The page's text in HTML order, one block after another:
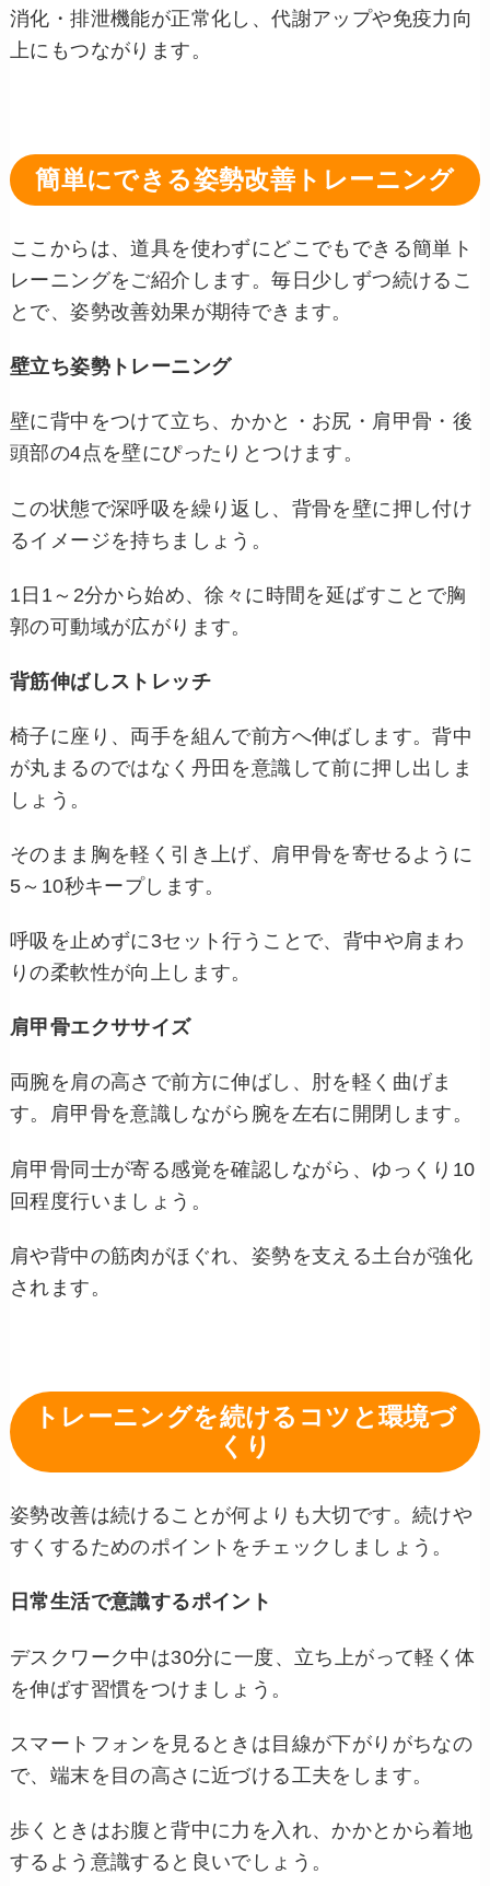
消化・排泄機能が正常化し、代謝アップや免疫力向
上にもつながります。
簡単にできる姿勢改善トレーニング
ここからは、道具を使わずにどこでもできる簡単ト
レーニングをご紹介します。毎日少しずつ続けるこ
とで、姿勢改善効果が期待できます。
壁立ち姿勢トレーニング
壁に背中をつけて立ち、かかと・お尻・肩甲骨・後
頭部の4点を壁にぴったりとつけます。
この状態で深呼吸を繰り返し、背骨を壁に押し付け
るイメージを持ちましょう。
1日1～2分から始め、徐々に時間を延ばすことで胸
郭の可動域が広がります。
背筋伸ばしストレッチ
椅子に座り、両手を組んで前方へ伸ばします。背中
が丸まるのではなく丹田を意識して前に押し出しま
しょう。
そのまま胸を軽く引き上げ、肩甲骨を寄せるように
5～10秒キープします。
呼吸を止めずに3セット行うことで、背中や肩まわ
りの柔軟性が向上します。
肩甲骨エクササイズ
両腕を肩の高さで前方に伸ばし、肘を軽く曲げま
す。肩甲骨を意識しながら腕を左右に開閉します。
肩甲骨同士が寄る感覚を確認しながら、ゆっくり10
回程度行いましょう。
肩や背中の筋肉がほぐれ、姿勢を支える土台が強化
されます。
トレーニングを続けるコツと環境づ
くり
姿勢改善は続けることが何よりも大切です。続けや
すくするためのポイントをチェックしましょう。
日常生活で意識するポイント
デスクワーク中は30分に一度、立ち上がって軽く体
を伸ばす習慣をつけましょう。
スマートフォンを見るときは目線が下がりがちなの
で、端末を目の高さに近づける工夫をします。
歩くときはお腹と背中に力を入れ、かかとから着地
するよう意識すると良いでしょう。